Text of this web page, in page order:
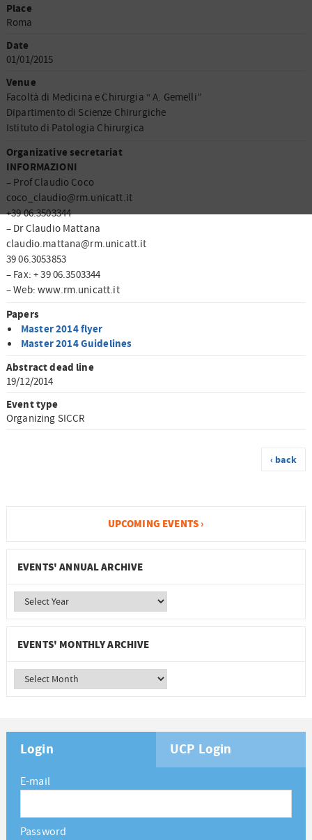
Place
Roma
Date
01/01/2015
Venue
Facoltà di Medicina e Chirurgia “ A. Gemelli”
Dipartimento di Scienze Chirurgiche
Istituto di Patologia Chirurgica
Organizative secretariat
INFORMAZIONI
– Prof Claudio Coco
coco_claudio@rm.unicatt.it
+39 06.3503344
– Dr Claudio Mattana
claudio.mattana@rm.unicatt.it
39 06.3053853
– Fax: + 39 06.3503344
– Web: www.rm.unicatt.it
Papers
Master 2014 flyer
Master 2014 Guidelines
Abstract dead line
19/12/2014
Event type
Organizing SICCR
‹ back
UPCOMING EVENTS ›
EVENTS' ANNUAL ARCHIVE
EVENTS' MONTHLY ARCHIVE
Login UCP Login
E-mail
Password